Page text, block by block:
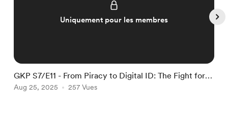
Uniquement pour les membres
GKP S7/E11 - From Piracy to Digital ID: The Fight for
Online Freedom
Aug 25, 2025 257 Vues